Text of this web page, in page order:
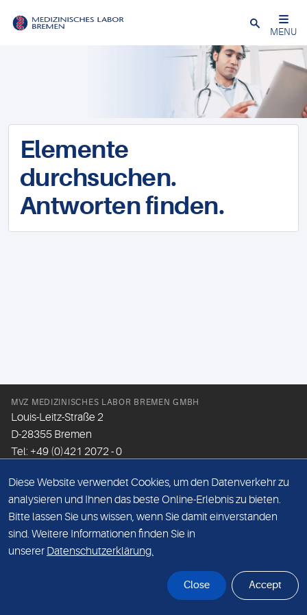
Schließen
MENU
Elemente
durchsuchen.
Antworten finden.
MVZ MEDIZINISCHES LABOR BREMEN GMBH
Louis-Leitz-Straße 2
D-28355 Bremen
Tel: +49 (0)421 2072 - 0
Email:info@mlhb.de
DATENSCHUTZ
IMPRESSUM
Diese Website verwendet Cookies, um den Datenverkehr zu
analysieren und Ihnen das beste Online-Erlebnis zu bieten.
Bitte lassen Sie uns wissen, wenn Sie damit einverstanden
sind. Weitere Informationen finden Sie in
unserer Datenschutzerklärung.
Close Accept